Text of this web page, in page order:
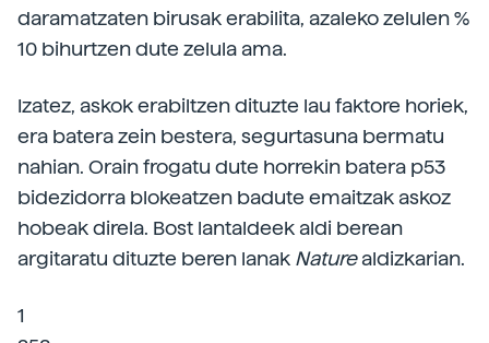
daramatzaten birusak erabilita, azaleko zelulen %
10 bihurtzen dute zelula ama.
Izatez, askok erabiltzen dituzte lau faktore horiek,
era batera zein bestera, segurtasuna bermatu
nahian. Orain frogatu dute horrekin batera p53
bidezidorra blokeatzen badute emaitzak askoz
hobeak direla. Bost lantaldeek aldi berean
argitaratu dituzte beren lanak Naturealdizkarian.
1